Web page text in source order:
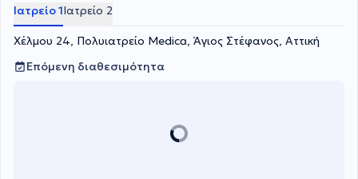
Ιατρείο 1Ιατρείο 2
Χέλμου 24, Πολυιατρείο Medica, Άγιος Στέφανος, Αττική
Επόμενη διαθεσιμότητα